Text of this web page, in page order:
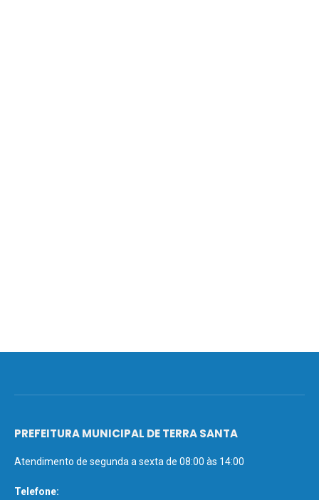
PREFEITURA MUNICIPAL DE TERRA SANTA
Atendimento de segunda a sexta de 08:00 às 14:00
Telefone: